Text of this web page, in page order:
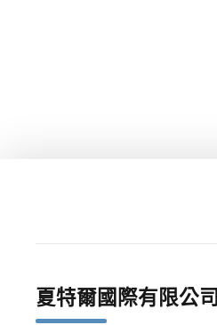
夏特爾國際有限公司